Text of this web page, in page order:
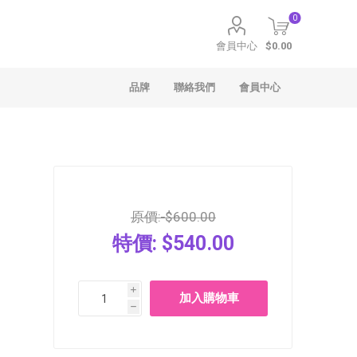
會員中心
0
$0.00
品牌
Häagen-Dazs
聯絡我們 會員中心
原價: $600.00
特價: $540.00
i
h